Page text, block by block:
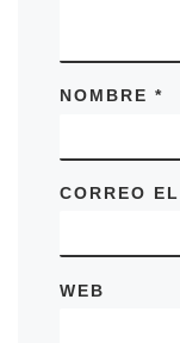
NOMBRE*
CORREO
WEB